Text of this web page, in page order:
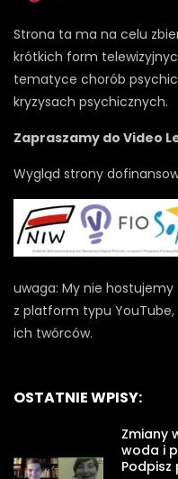
Strona ta ma na celu
krótkich form
tematyce chorób
kryzysach psychicznych.
Zapraszamy do Video
Wygląd strony
uwaga: My nie
z platform typu
ich twórców.
OSTATNIE WPISY:
Zmiany
woda i
Podpisz